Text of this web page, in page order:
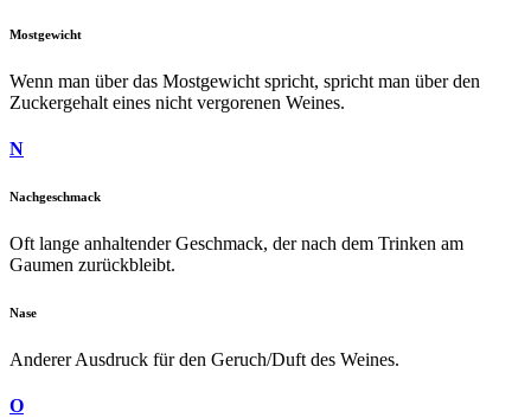
Mostgewicht
Wenn man über das Mostgewicht spricht, spricht man über den
Zuckergehalt eines nicht vergorenen Weines.
N
Nachgeschmack
Oft lange anhaltender Geschmack, der nach dem Trinken am
Gaumen zurückbleibt.
Nase
Anderer Ausdruck für den Geruch/Duft des Weines.
O